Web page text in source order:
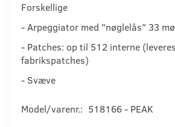
Forskellige
- Arpeggiator med "nøglelås" 33
- Patches: op til 512 interne
fabrikspatches)
- Svæve
Model/varenr.: 518166 - PEAK